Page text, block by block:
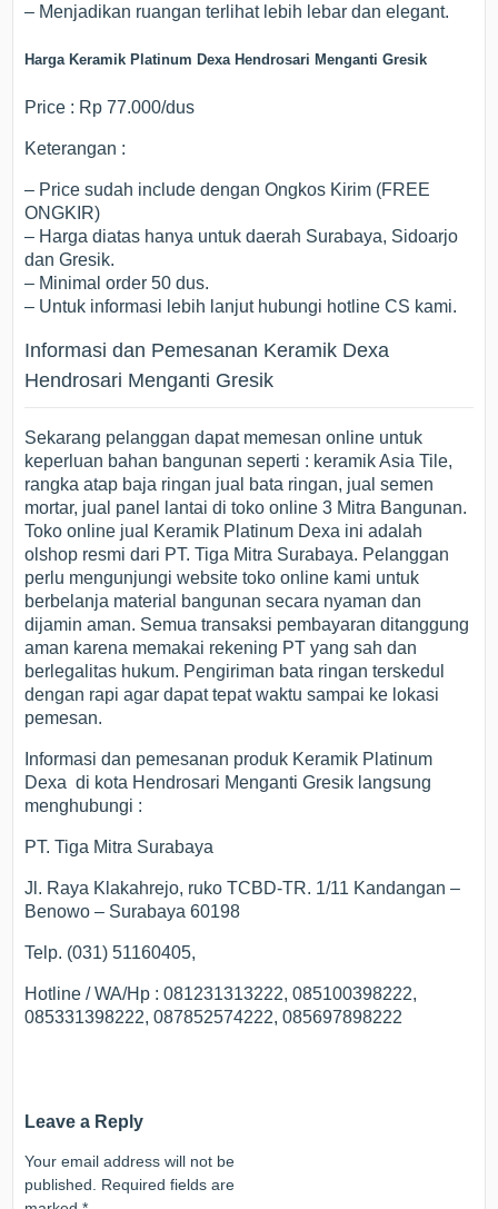
– Menjadikan ruangan terlihat lebih lebar dan elegant.
Harga Keramik Platinum Dexa Hendrosari Menganti Gresik
Price : Rp 77.000/dus
Keterangan :
– Price sudah include dengan Ongkos Kirim (FREE
ONGKIR)
– Harga diatas hanya untuk daerah Surabaya, Sidoarjo
dan Gresik.
– Minimal order 50 dus.
– Untuk informasi lebih lanjut hubungi hotline CS kami.
Informasi dan Pemesanan Keramik Dexa
Hendrosari Menganti Gresik
Sekarang pelanggan dapat memesan online untuk
keperluan bahan bangunan seperti : keramik Asia Tile,
rangka atap baja ringan jual bata ringan, jual semen
mortar, jual panel lantai di toko online 3 Mitra Bangunan.
Toko online jual Keramik Platinum Dexa ini adalah
olshop resmi dari PT. Tiga Mitra Surabaya. Pelanggan
perlu mengunjungi website toko online kami untuk
berbelanja material bangunan secara nyaman dan
dijamin aman. Semua transaksi pembayaran ditanggung
aman karena memakai rekening PT yang sah dan
berlegalitas hukum. Pengiriman bata ringan terskedul
dengan rapi agar dapat tepat waktu sampai ke lokasi
pemesan.
Informasi dan pemesanan produk Keramik Platinum
Dexa di kota Hendrosari Menganti Gresik langsung
menghubungi :
PT. Tiga Mitra Surabaya
Jl. Raya Klakahrejo, ruko TCBD-TR. 1/11 Kandangan –
Benowo – Surabaya 60198
Telp. (031) 51160405,
Hotline / WA/Hp : 081231313222, 085100398222,
085331398222, 087852574222, 085697898222
Leave a Reply
Your email address will not be
published. Required fields are